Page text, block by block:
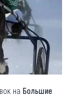
на Большие